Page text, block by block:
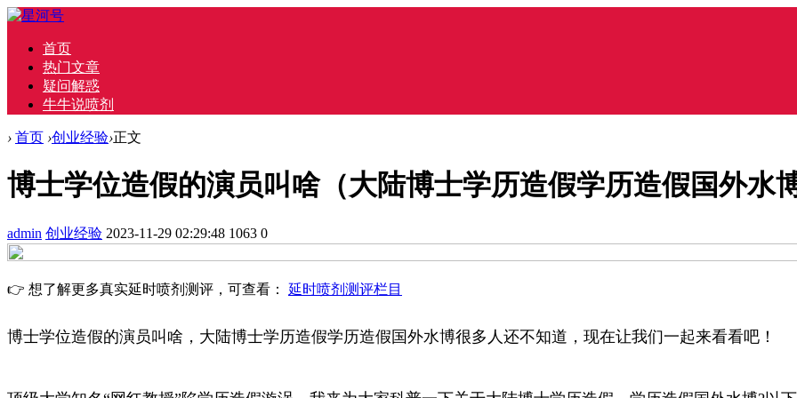
首页
热门文章
疑问解惑
牛牛说喷剂
› 首页 ›创业经验›正文
博士学位造假的演员叫啥（大陆博士学历造假学历造假国外水
admin 创业经验 2023-11-29 02:29:48 1063 0
👉 想了解更多真实延时喷剂测评，可查看： 延时喷剂测评栏目
博士学位造假的演员叫啥，大陆博士学历造假学历造假国外水博很多人还不知道，现在让我们一起来看看吧！